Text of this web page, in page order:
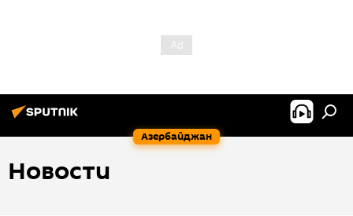
Азербайджан
Новости